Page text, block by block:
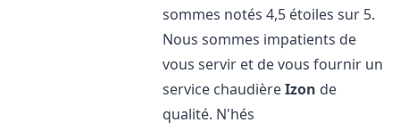
sommes notés 4,5 étoiles sur 5.
Nous sommes impatients de
vous servir et de vous fournir un
service chaudièreIzon de
qualité. N'hés